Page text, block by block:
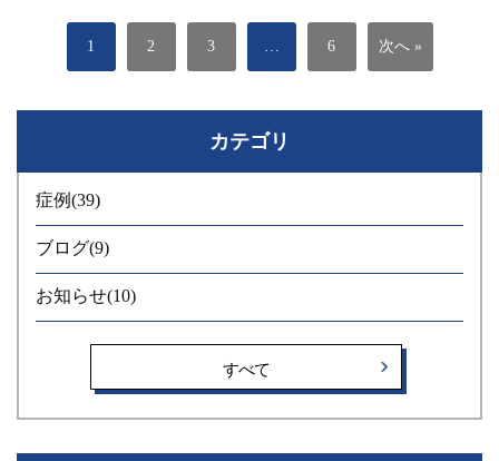
カテゴリ
症例(39)
ブログ(9)
お知らせ(10)
すべて
にしている」という方も多くいらっしゃいます。 そんな方の生
活をより快適にする選択肢のひとつとして、インプラント治療
るようになることで、お食事を楽しめるようになりますし、何
より他の歯への負担を減らし、将来的な悪影響を防ぐことにも
つながります。 今回の患者様の場合は、「できるだけ早くイン
プラントを入れたい」というご希望がありましたが、お口の中
の状態が十分ではないことを説明し、まずは歯石取りや歯磨き
の方法改善、歯ぐきの下の歯石を除去するSRPといった基本的
とに合意いただけたことが良い結果につながったと感じていま
心して長く使っていただけるインプラント治療を心がけていま
す。 現在、入れ歯でお困りの方、インプラントをご検討中の
方、その他の治療方法についてお悩みの方も、どうぞお気軽に
1 2 3 … 6 次へ »